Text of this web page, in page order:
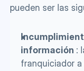
pueden ser las
información :
franquiciador